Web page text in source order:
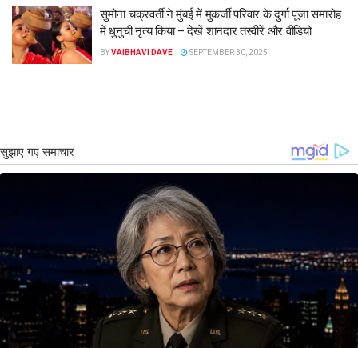
सुमोना चक्रवर्ती ने मुंबई में मुकर्जी परिवार के दुर्गा पूजा समारोह
में धुनुची नृत्य किया – देखें शानदार तस्वीरें और वीडियो
BYVAIBHAVI DAVE SEPTEMBER 30, 2025